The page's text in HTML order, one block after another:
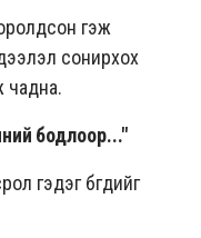
гэж
сонирхох
чадна.
бодлоор..."
гэдэг бүгдийг